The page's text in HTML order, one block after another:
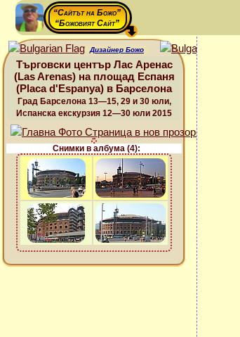
“Сайтът на Божо”
“Божовият Сайт”
Дизайнер Божо
Търговски център Лас Аренас
(Las Arenas) на площад Еспаня
(Placa d'Espanya) в Барселона
Град Барселона 13—15, 29 и 30 юли,
Испанска екскурзия 12—30 юли 2015
Снимки в албума (4):